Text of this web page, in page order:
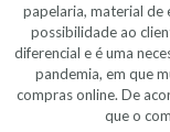
papelaria, material de
possibilidade ao
diferencial e é uma
pandemia, em que
compras online. De
que o